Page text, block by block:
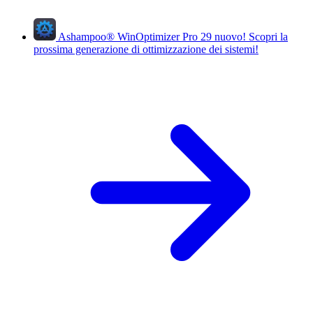
Ashampoo® WinOptimizer Pro 29 nuovo! Scopri la
prossima generazione di ottimizzazione dei sistemi!